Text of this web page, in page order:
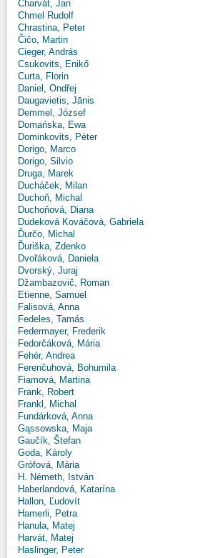
Charvát, Jan
Chmel Rudolf
Chrastina, Peter
Čičo, Martin
Cieger, András
Csukovits, Enikő
Curta, Florin
Daniel, Ondřej
Daugavietis, Jānis
Demmel, József
Domańska, Ewa
Dominkovits, Péter
Dorigo, Marco
Dorigo, Silvio
Druga, Marek
Ducháček, Milan
Duchoň, Michal
Duchoňová, Diana
Dudeková Kováčová, Gabriela
Ďurčo, Michal
Ďuriška, Zdenko
Dvořáková, Daniela
Dvorský, Juraj
Džambazovič, Roman
Etienne, Samuel
Falisová, Anna
Fedeles, Tamás
Federmayer, Frederik
Fedorčáková, Mária
Fehér, Andrea
Ferenčuhová, Bohumila
Fiamová, Martina
Frank, Robert
Frankl, Michal
Fundárková, Anna
Gąssowska, Maja
Gaučík, Štefan
Goda, Károly
Grófová, Mária
H. Németh, István
Haberlandová, Katarína
Hallon, Ľudovít
Hamerli, Petra
Hanula, Matej
Harvát, Matej
Haslinger, Peter